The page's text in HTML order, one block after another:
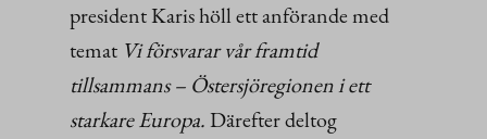
president Karis höll ett anförande med
temat Vi försvarar vår framtid
tillsammans – Östersjöregionen i ett
starkare Europa.Därefter deltog